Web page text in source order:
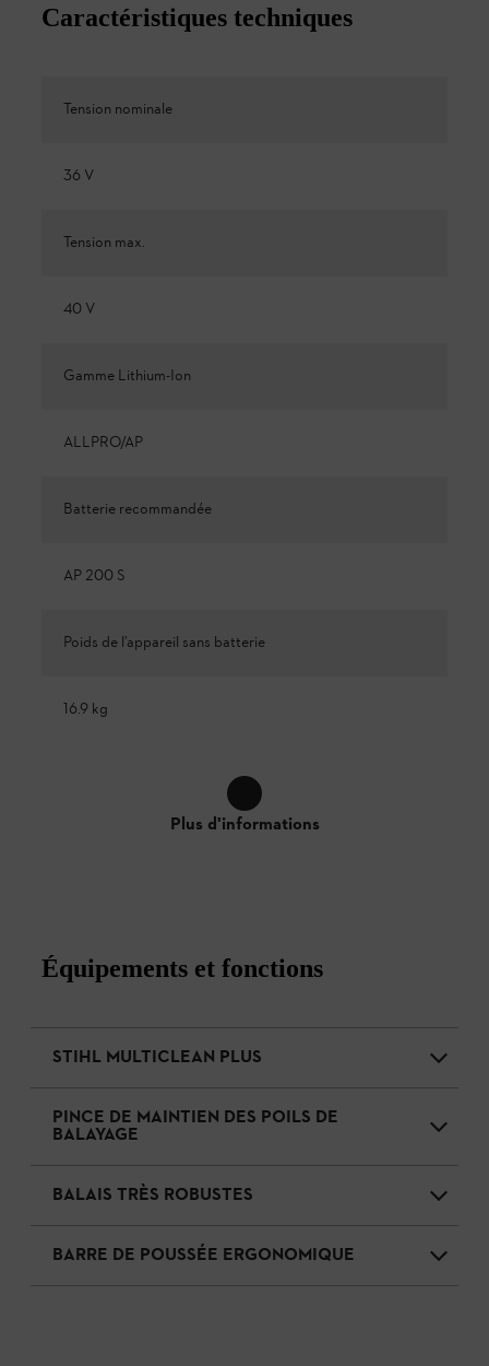
Caractéristiques techniques
Tension nominale
36 V
Tension max.
40 V
Gamme Lithium-Ion
ALLPRO/AP
Batterie recommandée
AP 200 S
Poids de l’appareil sans batterie
16.9 kg
Plus d'informations
Équipements et fonctions
STIHL MULTICLEAN PLUS
PINCE DE MAINTIEN DES POILS DE
BALAYAGE
BALAIS TRÈS ROBUSTES
BARRE DE POUSSÉE ERGONOMIQUE